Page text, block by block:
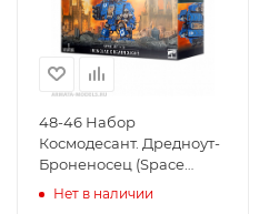
48-46 Набор
Космодесант. Дредноут-
Броненосец (Space
Marine Ironclad
Нет в наличии